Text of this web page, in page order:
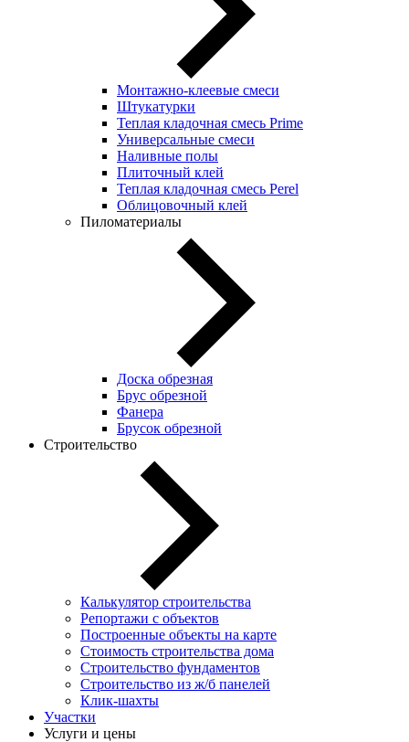
Монтажно-клеевые смеси
Штукатурки
Теплая кладочная смесь Prime
Универсальные смеси
Наливные полы
Плиточный клей
Теплая кладочная смесь Perel
Облицовочный клей
Пиломатериалы
Доска обрезная
Брус обрезной
Фанера
Брусок обрезной
Строительство
Калькулятор строительства
Репортажи с объектов
Построенные объекты на карте
Стоимость строительства дома
Строительство фундаментов
Строительство из ж/б панелей
Клик-шахты
Участки
Услуги и цены